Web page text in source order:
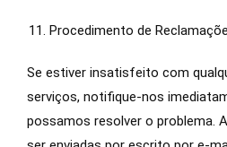
Procedimento de
Se estiver insatisfeito com
serviços, notifique-nos
possamos resolver o problema.